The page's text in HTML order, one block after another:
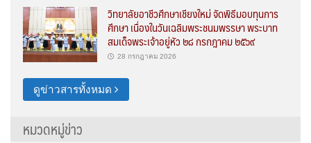
วิทยาลัยอาชีวศึกษาเชียงใหม่ จัดพิธีมอบทุนการ
ศึกษา เนื่องในวันเฉลิมพระชนมพรรษา พระบาท
สมเด็จพระเจ้าอยู่หัว ๒๘ กรกฎาคม ๒๕๖๙
28 กรกฎาคม 2026
ดูข่าวสารทั้งหมด
หมวดหมู่ข่าว